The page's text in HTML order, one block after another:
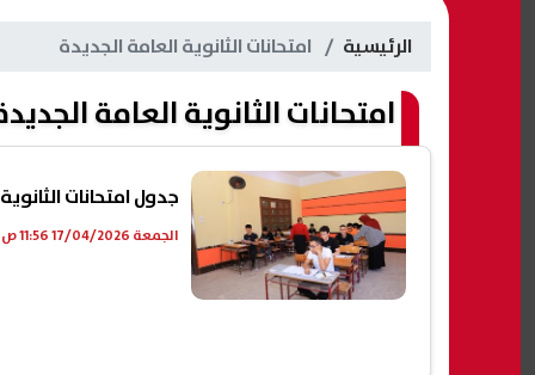
الرئيسية امتحانات الثانوية العامة الجديدة
امتحانات الثانوية العامة
جدول امتحانات الثانوية العامة 2026
الجمعة 17/04/2026 11:56 ص